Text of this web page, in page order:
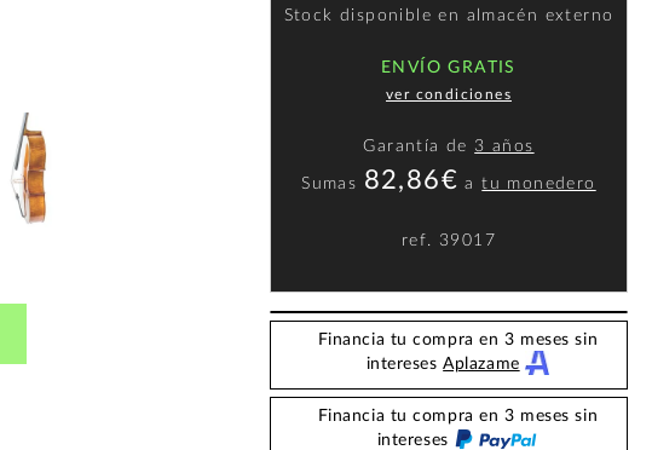
Stock disponible en almacén externo
ENVÍO GRATIS
ver condiciones
Garantía de 3 años
Sumas 82,86€ atu monedero
ref. 39017
Financia tu compra en 3 meses sin
interesesAplazame
Financia tu compra en 3 meses sin
intereses